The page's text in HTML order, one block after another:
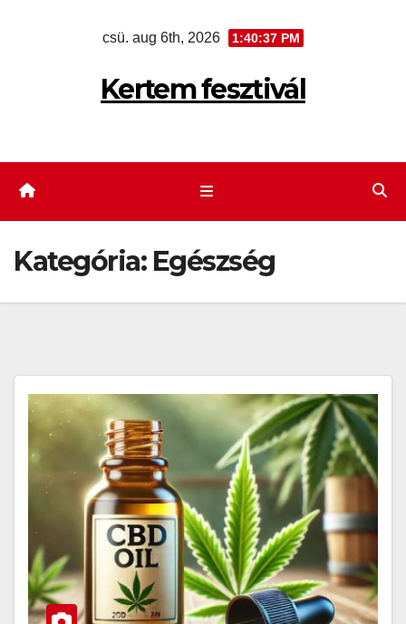
csü. aug 6th, 2026 1:40:38 PM
Kertem fesztivál
Kategória: Egészség